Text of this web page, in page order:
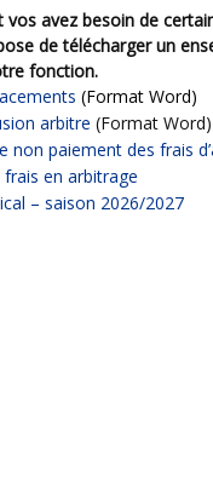
vos avez besoin de
de télécharger un
fonction.
(Format Word)
arbitre (Format Word)
non paiement des frais
en arbitrage
– saison 2026/2027